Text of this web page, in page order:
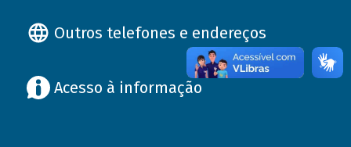
Outros telefones e endereços
Acesso à informação